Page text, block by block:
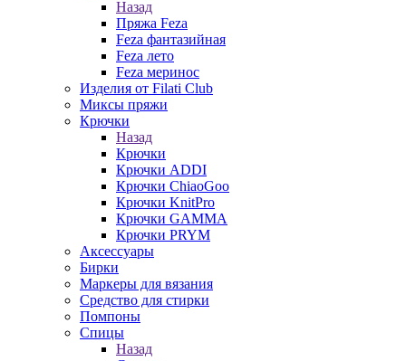
Назад
Пряжа Feza
Feza фантазийная
Feza лето
Feza меринос
Изделия от Filati Club
Миксы пряжи
Крючки
Назад
Крючки
Крючки ADDI
Крючки ChiaoGoo
Крючки KnitPro
Крючки GAMMA
Крючки PRYM
Аксессуары
Бирки
Маркеры для вязания
Средство для стирки
Помпоны
Спицы
Назад